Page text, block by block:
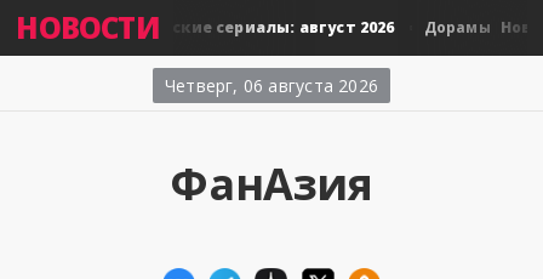
НОВОСТИ
Новые тайские сериалы: август 2026 Дорамы Новые
Четверг, 06 августа 2026
ФанАзия